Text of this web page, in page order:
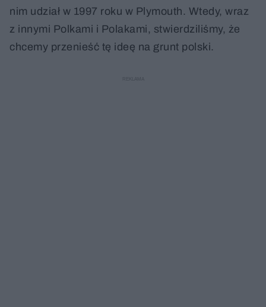
nim udział w 1997 roku w Plymouth. Wtedy, wraz
z innymi Polkami i Polakami, stwierdziliśmy, że
chcemy przenieść tę ideę na grunt polski.